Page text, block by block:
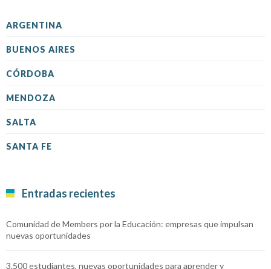
ARGENTINA
BUENOS AIRES
CÓRDOBA
MENDOZA
SALTA
SANTA FE
Entradas recientes
Comunidad de Members por la Educación: empresas que impulsan
nuevas oportunidades
3.500 estudiantes, nuevas oportunidades para aprender y